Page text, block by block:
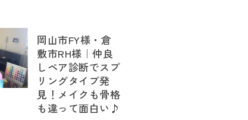
岡山市FY様・倉
敷市RH様｜仲良
しペア診断でスプ
リングタイプ発
見！メイクも骨格
も違って面白い♪